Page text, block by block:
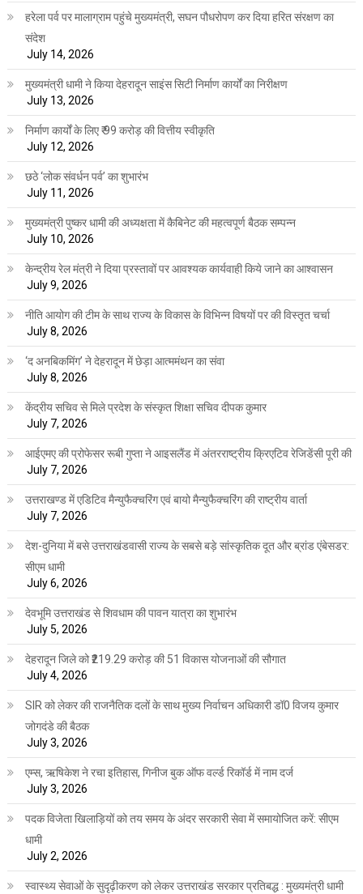
हरेला पर्व पर मालाग्राम पहुंचे मुख्यमंत्री, सघन पौधरोपण कर दिया हरित संरक्षण का
संदेश
July 14, 2026
मुख्यमंत्री धामी ने किया देहरादून साइंस सिटी निर्माण कार्यों का निरीक्षण
July 13, 2026
निर्माण कार्यों के लिए ₹ 99 करोड़ की वित्तीय स्वीकृति
July 12, 2026
छठे ‘लोक संवर्धन पर्व’ का शुभारंभ
July 11, 2026
मुख्यमंत्री पुष्कर धामी की अध्यक्षता में कैबिनेट की महत्वपूर्ण बैठक सम्पन्न
July 10, 2026
केन्द्रीय रेल मंत्री ने दिया प्रस्तावों पर आवश्यक कार्यवाही किये जाने का आश्वासन
July 9, 2026
नीति आयोग की टीम के साथ राज्य के विकास के विभिन्न विषयों पर की विस्तृत चर्चा
July 8, 2026
‘द अनबिकमिंग’ ने देहरादून में छेड़ा आत्ममंथन का संवा
July 8, 2026
केंद्रीय सचिव से मिले प्रदेश के संस्कृत शिक्षा सचिव दीपक कुमार
July 7, 2026
आईएमए की प्रोफेसर रूबी गुप्ता ने आइसलैंड में अंतरराष्ट्रीय क्रिएटिव रेजिडेंसी पूरी की
July 7, 2026
उत्तराखण्ड में एडिटिव मैन्युफैक्चरिंग एवं बायो मैन्युफैक्चरिंग की राष्ट्रीय वार्ता
July 7, 2026
देश-दुनिया में बसे उत्तराखंडवासी राज्य के सबसे बड़े सांस्कृतिक दूत और ब्रांड एंबेसडर:
सीएम धामी
July 6, 2026
देवभूमि उत्तराखंड से शिवधाम की पावन यात्रा का शुभारंभ
July 5, 2026
देहरादून जिले को ₹219.29 करोड़ की 51 विकास योजनाओं की सौगात
July 4, 2026
SIR को लेकर की राजनैतिक दलों के साथ मुख्य निर्वाचन अधिकारी डॉ0 विजय कुमार
जोगदंडे की बैठक
July 3, 2026
एम्स, ऋषिकेश ने रचा इतिहास, गिनीज बुक ऑफ वर्ल्ड रिकॉर्ड में नाम दर्ज
July 3, 2026
पदक विजेता खिलाड़ियों को तय समय के अंदर सरकारी सेवा में समायोजित करें: सीएम
धामी
July 2, 2026
स्वास्थ्य सेवाओं के सुदृढ़ीकरण को लेकर उत्तराखंड सरकार प्रतिबद्ध : मुख्यमंत्री धामी